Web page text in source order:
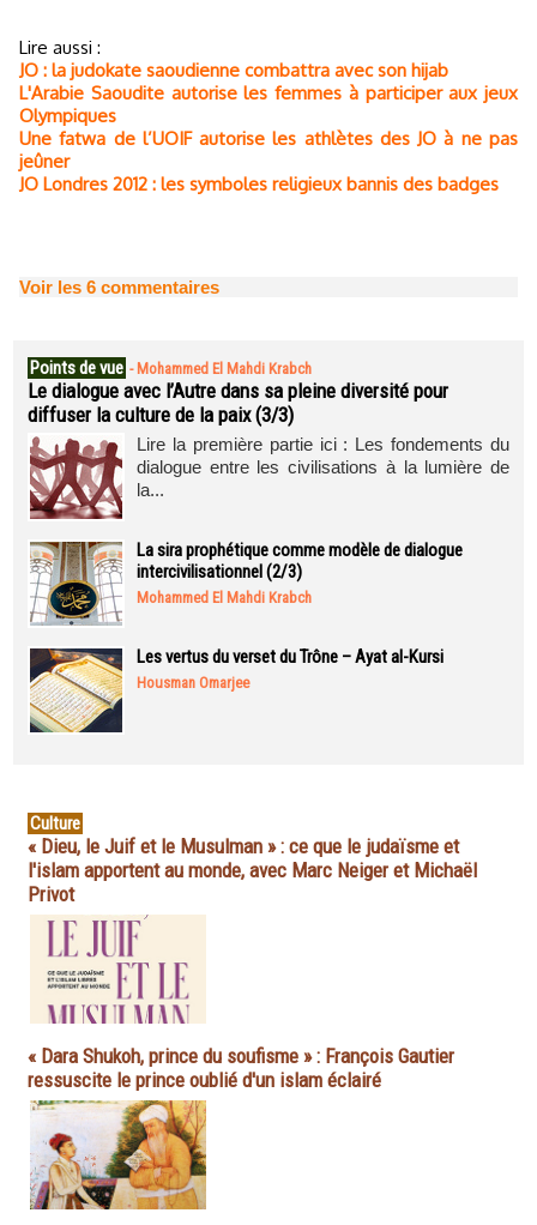
Lire aussi :
JO : la judokate saoudienne combattra avec son hijab
L'Arabie Saoudite autorise les femmes à participer aux jeux
Olympiques
Une fatwa de l’UOIF autorise les athlètes des JO à ne pas
jeûner
JO Londres 2012 : les symboles religieux bannis des badges
Voir les 6 commentaires
Points de vue - Mohammed El Mahdi Krabch
Le dialogue avec l’Autre dans sa pleine diversité pour
diffuser la culture de la paix (3/3)
Lire la première partie ici : Les fondements du
dialogue entre les civilisations à la lumière de
la...
La sira prophétique comme modèle de dialogue
intercivilisationnel (2/3)
Mohammed El Mahdi Krabch
Les vertus du verset du Trône – Ayat al-Kursi
Housman Omarjee
Culture
« Dieu, le Juif et le Musulman » : ce que le judaïsme et
l'islam apportent au monde, avec Marc Neiger et Michaël
Privot
« Dara Shukoh, prince du soufisme » : François Gautier
ressuscite le prince oublié d'un islam éclairé